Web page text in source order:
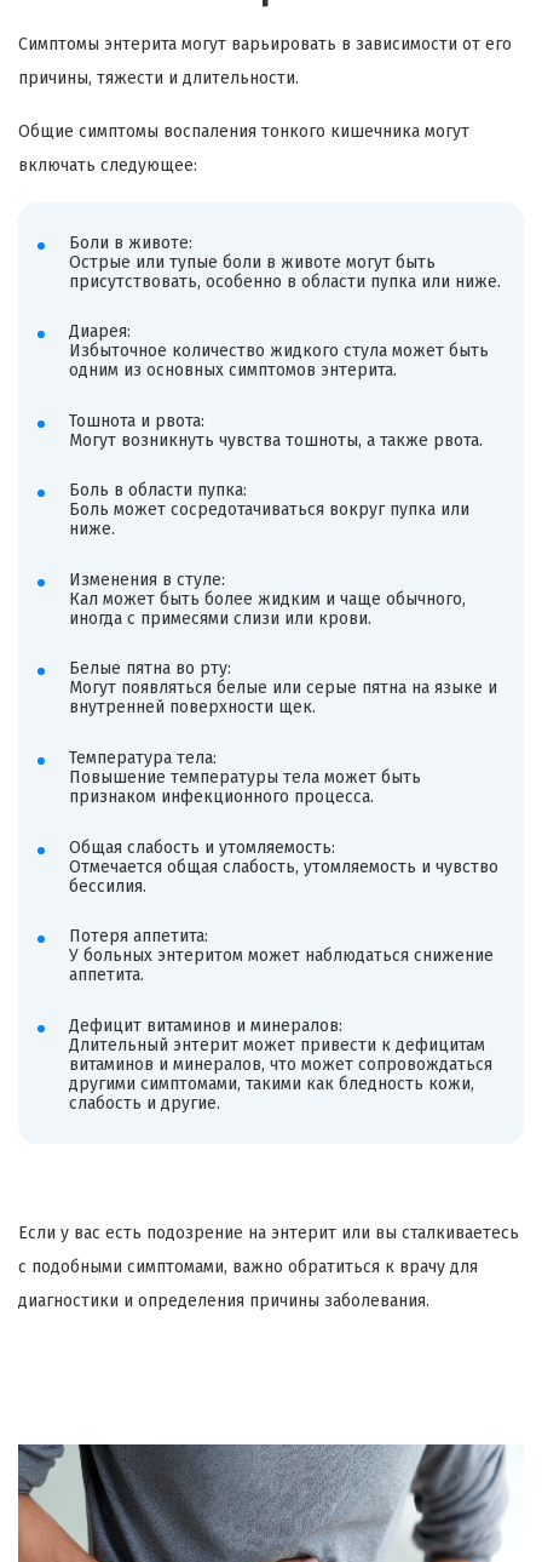
Симптомы энтерита могут варьировать в зависимости от его
причины, тяжести и длительности.
Общие симптомы воспаления тонкого кишечника могут
включать следующее:
Боли в животе:
Острые или тупые боли в животе могут быть
присутствовать, особенно в области пупка или ниже.
Диарея:
Избыточное количество жидкого стула может быть
одним из основных симптомов энтерита.
Тошнота и рвота:
Могут возникнуть чувства тошноты, а также рвота.
Боль в области пупка:
Боль может сосредотачиваться вокруг пупка или
ниже.
Изменения в стуле:
Кал может быть более жидким и чаще обычного,
иногда с примесями слизи или крови.
Белые пятна во рту:
Могут появляться белые или серые пятна на языке и
внутренней поверхности щек.
Температура тела:
Повышение температуры тела может быть
признаком инфекционного процесса.
Общая слабость и утомляемость:
Отмечается общая слабость, утомляемость и чувство
бессилия.
Потеря аппетита:
У больных энтеритом может наблюдаться снижение
аппетита.
Дефицит витаминов и минералов:
Длительный энтерит может привести к дефицитам
витаминов и минералов, что может сопровождаться
другими симптомами, такими как бледность кожи,
слабость и другие.
Если у вас есть подозрение на энтерит или вы сталкиваетесь
с подобными симптомами, важно обратиться к врачу для
диагностики и определения причины заболевания.